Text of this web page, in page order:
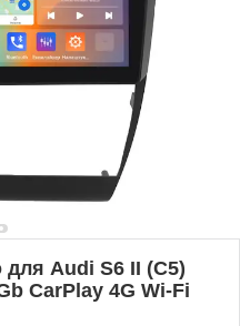
для Audi S6 II (C5)
CarPlay 4G Wi-Fi